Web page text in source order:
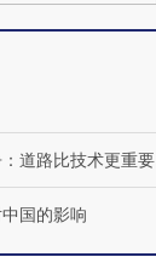
道路比技术更重要
国的影响